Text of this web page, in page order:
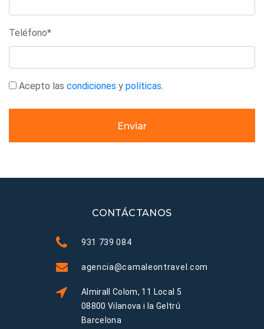
Teléfono*
Acepto las condiciones y políticas.
Enviar
CONTÁCTANOS
931 739 084
agencia@camaleontravel.com
Almirall Colom, 11 Local 5
08800 Vilanova i la Geltrú
Barcelona